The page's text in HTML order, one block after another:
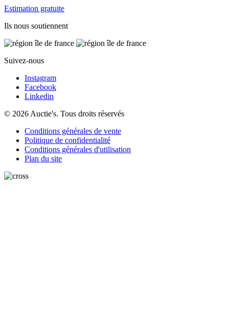
Estimation gratuite
Ils nous soutiennent
Suivez-nous
Instagram
Facebook
Linkedin
© 2026 Auctie's. Tous droits réservés
Conditions générales de vente
Politique de confidentialité
Conditions générales d'utilisation
Plan du site